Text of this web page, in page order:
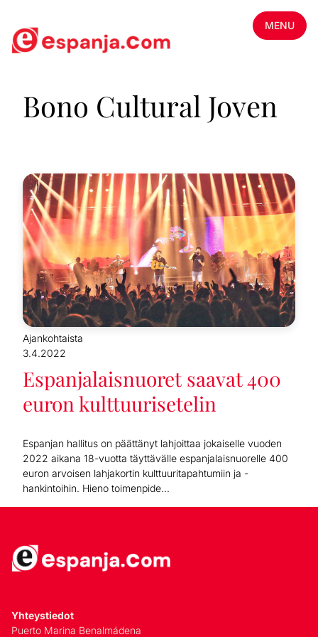
MENU
Bono Cultural Joven
Ajankohtaista
3.4.2022
Espanjalaisnuoret saavat 400
euron kulttuurisetelin
Espanjan hallitus on päättänyt lahjoittaa jokaiselle vuoden
2022 aikana 18-vuotta täyttävälle espanjalaisnuorelle 400
euron arvoisen lahjakortin kulttuuritapahtumiin ja -
hankintoihin. Hieno toimenpide...
Yhteystiedot
Puerto Marina Benalmádena